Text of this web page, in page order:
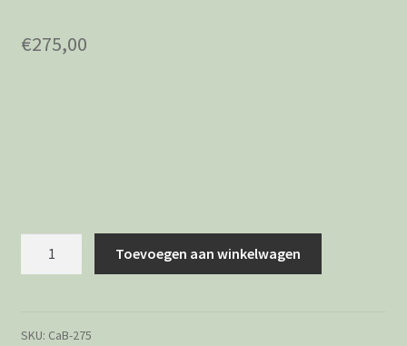
€275,00
besteden
Toevoegen aan winkelwagen
SKU: CaB-275